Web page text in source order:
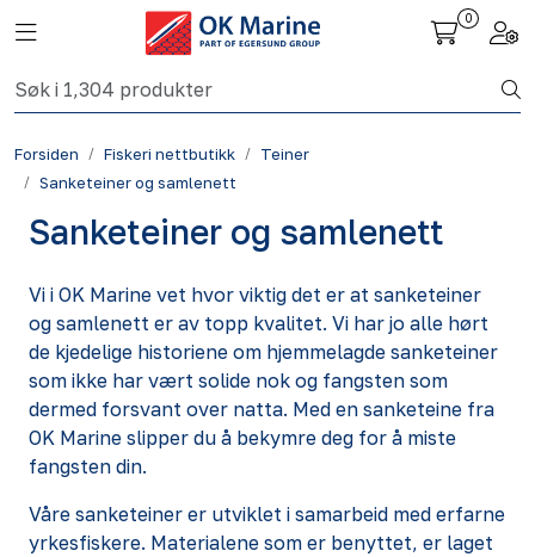
Skip to main content
Toggle navigation
0
Forsiden Fiskeri nettbutikk
Teiner
Sanketeiner og samlenett
Sanketeiner og samlenett
Vi i OK Marine vet hvor viktig det er at sanketeiner
og samlenett er av topp kvalitet. Vi har jo alle hørt
de kjedelige historiene om hjemmelagde sanketeiner
som ikke har vært solide nok og fangsten som
dermed forsvant over natta. Med en sanketeine fra
OK Marine slipper du å bekymre deg for å miste
fangsten din.
Våre sanketeiner er utviklet i samarbeid med erfarne
yrkesfiskere. Materialene som er benyttet, er laget
Fiskeri nettbutikk
Havbruk
Aktuelt
Om oss
Kontakt